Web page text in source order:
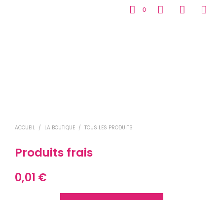
0
ACCUEIL / LA BOUTIQUE / TOUS LES PRODUITS
Produits frais
0,01 €